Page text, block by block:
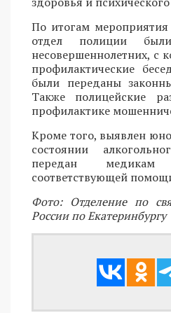
По итогам
отдел полиции
несовершеннолетних, с
профилактические
были переданы
Также полицейские
профилактике
Кроме того, выявлен
состоянии
передан
соответствующей
Фото: Отделение по
России по Екатеринбургу